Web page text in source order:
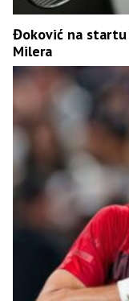
Đoković na startu
Milera